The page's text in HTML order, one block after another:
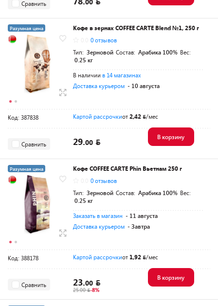
Сравнить
Разумная цена
Кофе в зернах COFFEE CARTE Blend №1, 250 г
0 отзывов
Тип: Зерновой Состав: Арабика 100% Вес:
0.25 кг
В наличии в 14 магазинах
Доставка курьером - 10 августа
Код: 387838 Картой рассрочкиот2,42 /мес
Сравнить 29.00
В корзину
Разумная цена
Кофе COFFEE CARTE Phin Вьетнам 250 г
0 отзывов
Тип: Зерновой Состав: Арабика 100% Вес:
0.25 кг
Заказать в магазин - 11 августа
Доставка курьером - Завтра
Код: 388178 Картой рассрочкиот 1,92 /мес
Сравнить 23.00
25.00 -8%
В корзину